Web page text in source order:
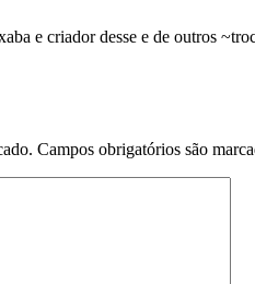
e criador desse e de outros
Campos obrigatórios são